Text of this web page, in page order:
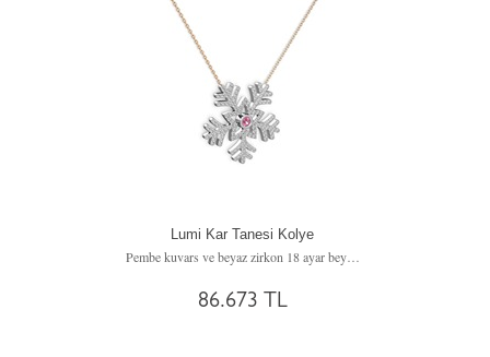
Lumi Kar Tanesi Kolye
Pembe kuvars ve beyaz zirkon 18 ayar beyaz altın kolye (40 cm gümüş rolo zincir)
86.673 TL